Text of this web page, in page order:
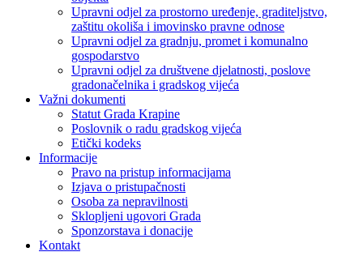
Upravni odjel za prostorno uređenje, graditeljstvo,
zaštitu okoliša i imovinsko pravne odnose
Upravni odjel za gradnju, promet i komunalno
gospodarstvo
Upravni odjel za društvene djelatnosti, poslove
gradonačelnika i gradskog vijeća
Važni dokumenti
Statut Grada Krapine
Poslovnik o radu gradskog vijeća
Etički kodeks
Informacije
Pravo na pristup informacijama
Izjava o pristupačnosti
Osoba za nepravilnosti
Sklopljeni ugovori Grada
Sponzorstava i donacije
Kontakt